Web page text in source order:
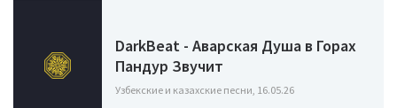
DarkBeat - Аварская Душа в Горах
Пандур Звучит
Узбекские и казахские песни, 16.05.26